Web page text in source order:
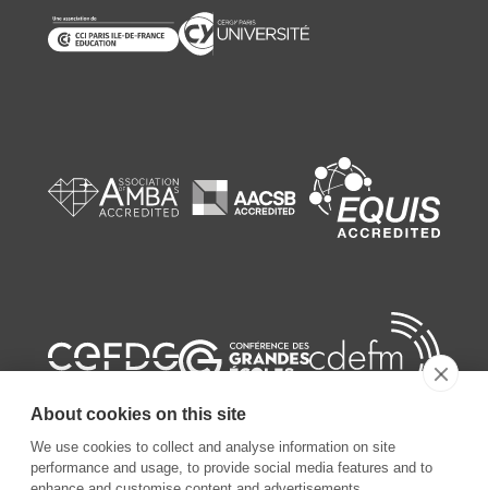
About cookies on this site
We use cookies to collect and analyse information on site
performance and usage, to provide social media features and to